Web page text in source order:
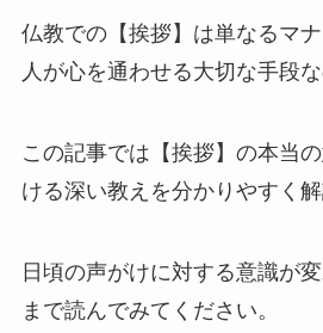
仏教での【挨拶】は単なるマ
人が心を通わせる大切な手段な
この記事では【挨拶】の本当
ける深い教えを分かりやすく解
日頃の声がけに対する意識が
まで読んでみてください。